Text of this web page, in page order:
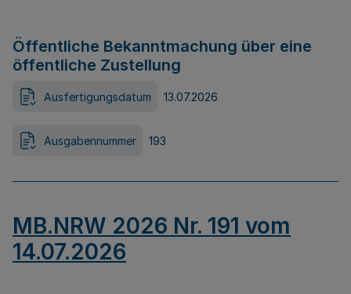
Öffentliche Bekanntmachung über eine
öffentliche Zustellung
Ausfertigungsdatum 13.07.2026
Ausgabennummer 193
MB.NRW 2026 Nr. 191 vom
14.07.2026